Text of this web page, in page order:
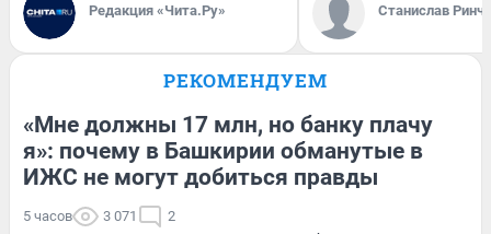
Редакция «Чита.Ру» Станислав
РЕКОМЕНДУЕМ
«Мне должны 17 млн, но банку плачу
я»: почему в Башкирии обманутые в
ИЖС не могут добиться правды
5 часов 3 071 2